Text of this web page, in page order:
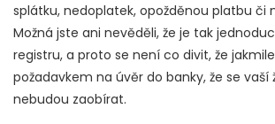
splátku, nedoplatek, opožděnou platbu či
Možná jste ani nevěděli, že je tak
registru, a proto se není co divit, že
požadavkem na úvěr do banky, že se vaší
nebudou zaobírat.